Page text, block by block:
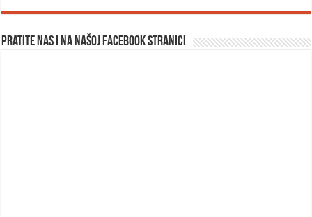
Pratite nas i na našoj facebook stranici